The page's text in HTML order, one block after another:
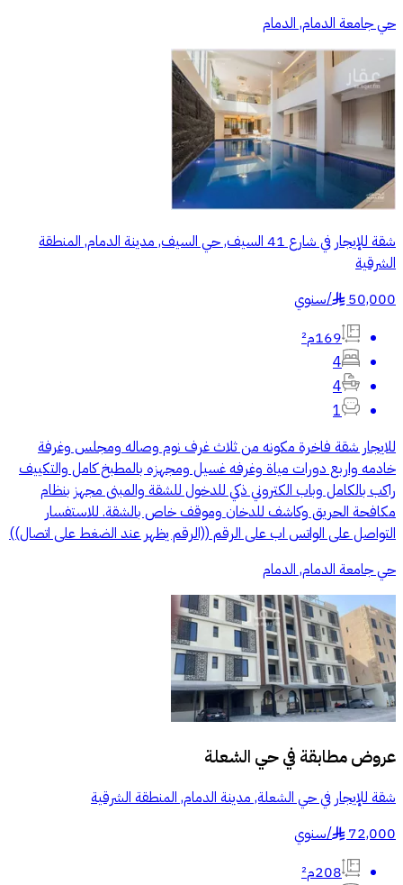
حي جامعة الدمام, الدمام
شقة للإيجار في شارع 41 السيف, حي السيف, مدينة الدمام, المنطقة
الشرقية
50,000
§
/سنوي
169م²
4
4
1
للايجار شقة فاخرة مكونه من ثلاث غرف نوم وصاله ومجلس وغرفة
خادمه واربع دورات مياة وغرفه غسيل ومجهزه بالمطبخ كامل والتكييف
راكب بالكامل وباب الكتروني ذكي للدخول للشقة والمبنى مجهز بنظام
مكافحة الحريق وكاشف للدخان وموقف خاص بالشقة. للاستفسار
التواصل على الواتس اب على الرقم ((الرقم يظهر عند الضغط على اتصال))
حي جامعة الدمام, الدمام
عروض مطابقة فيحي الشعلة
شقة للإيجار في حي الشعلة, مدينة الدمام, المنطقة الشرقية
72,000
§
/سنوي
208م²